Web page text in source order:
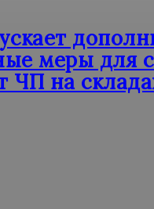
меры для
ЧП на